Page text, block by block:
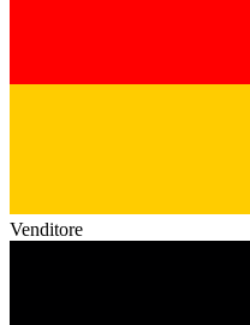
Venditore